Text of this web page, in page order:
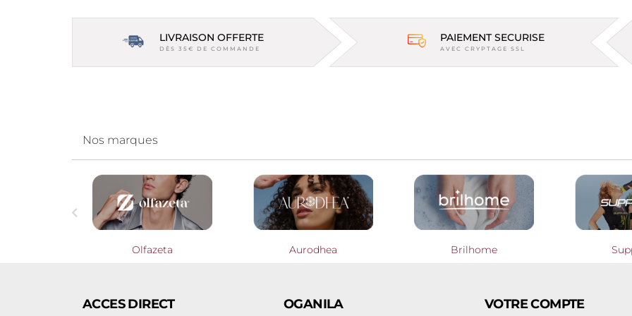
LIVRAISON OFFERTE
DÈS 35€ DE COMMANDE
PAIEMENT SECURISE
AVEC CRYPTAGE SSL
Nos marques

Olfazeta Aurodhea Brilhome
ACCES DIRECT OGANILA VOTRE COMPTE